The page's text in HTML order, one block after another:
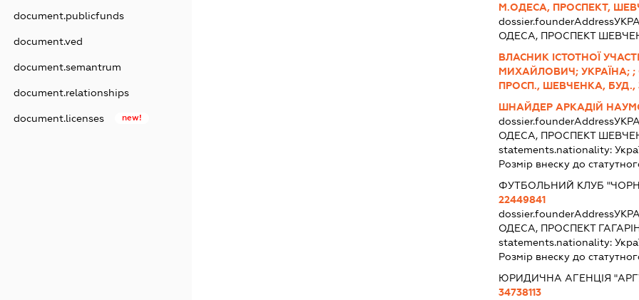
document.publicfunds
document.ved
document.semantrum
document.relationships
document.licenses new!
М.ОДЕСА, ПРОСПЕКТ,
dossier.founderAddress
ОДЕСА, ПРОСПЕКТ
ВЛАСНИК ІСТОТНОЇ
МИХАЙЛОВИЧ; УКРАЇНА;
ПРОСП., ШЕВЧЕНКА, БУД.,
ШНАЙДЕР АРКАДІЙ
dossier.founderAddress
ОДЕСА, ПРОСПЕКТ
statements.nationality:
Розмір внеску до
ФУТБОЛЬНИЙ КЛУБ
22449841
dossier.founderAddress
ОДЕСА, ПРОСПЕКТ
statements.nationality:
Розмір внеску до
ЮРИДИЧНА АГЕНЦІЯ
34738113